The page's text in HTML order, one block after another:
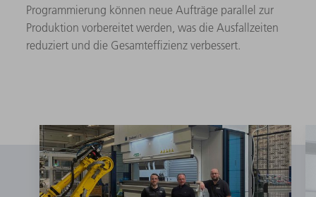
Programmierung können neue Aufträge parallel zur
Produktion vorbereitet werden, was die Ausfallzeiten
reduziert und die Gesamteffizienz verbessert.